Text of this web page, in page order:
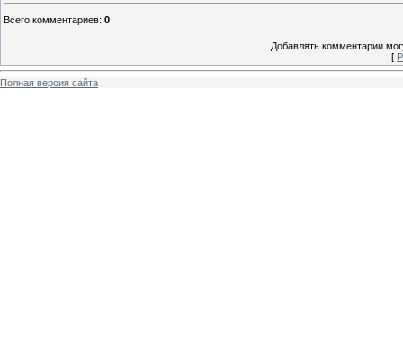
Всего комментариев: 0
Добавлять комментарии
[
Полная версия сайта